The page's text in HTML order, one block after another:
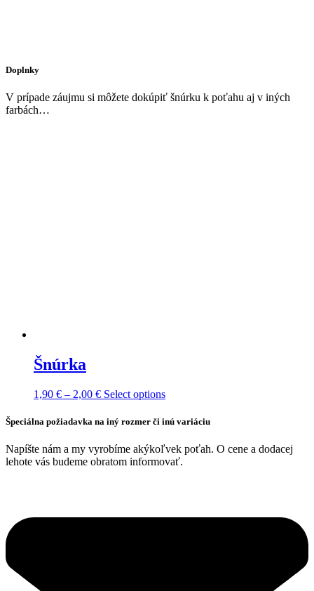
Doplnky
V prípade záujmu si môžete dokúpiť šnúrku k poťahu aj v iných
farbách…
Šnúrka
1,90 € – 2,00 €Price
1,90 €
2,00 €
Select optionsThis
has
variants.
The
options
on
Špeciálna požiadavka na iný rozmer či inú variáciu
Napíšte nám a my vyrobíme akýkoľvek poťah. O cene a dodacej
lehote vás budeme obratom informovať.